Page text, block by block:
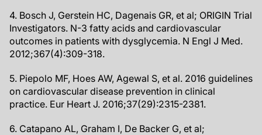
4. Bosch J, Gerstein HC, Dagenais GR, et al; ORIGIN Trial
Investigators. N-3 fatty acids and cardiovascular
outcomes in patients with dysglycemia. N Engl J Med.
2012;367(4):309-318.
5. Piepolo MF, Hoes AW, Agewal S, et al. 2016 guidelines
on cardiovascular disease prevention in clinical
practice. Eur Heart J. 2016;37(29):2315-2381.
6. Catapano AL, Graham I, De Backer G, et al;